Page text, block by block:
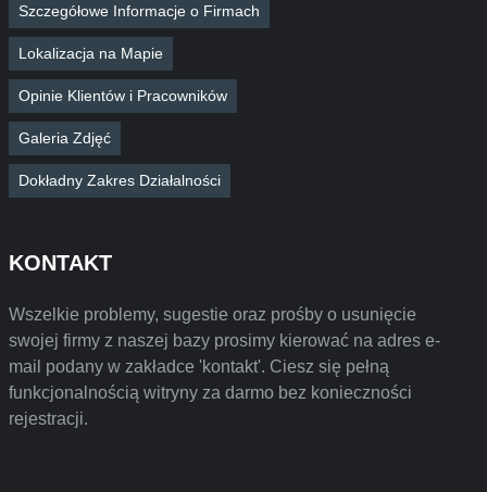
Szczegółowe Informacje o Firmach
Lokalizacja na Mapie
Opinie Klientów i Pracowników
Galeria Zdjęć
Dokładny Zakres Działalności
KONTAKT
Wszelkie problemy, sugestie oraz prośby o usunięcie
swojej firmy z naszej bazy prosimy kierować na adres e-
mail podany w zakładce 'kontakt'. Ciesz się pełną
funkcjonalnością witryny za darmo bez konieczności
rejestracji.